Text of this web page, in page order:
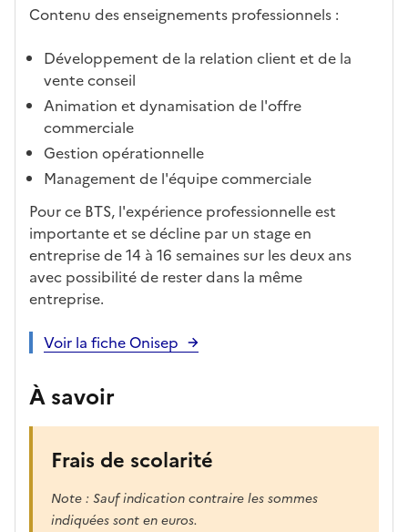
ur
Contenu des enseignements professionnels :
Développement de la relation client et de la
vente conseil
Animation et dynamisation de l'offre
commerciale
Gestion opérationnelle
Management de l'équipe commerciale
Pour ce BTS, l'expérience professionnelle est
importante et se décline par un stage en
entreprise de 14 à 16 semaines sur les deux ans
avec possibilité de rester dans la même
entreprise.
Voir la fiche Onisep
À savoir
Frais de scolarité
Note : Sauf indication contraire les sommes
indiquées sont en euros.